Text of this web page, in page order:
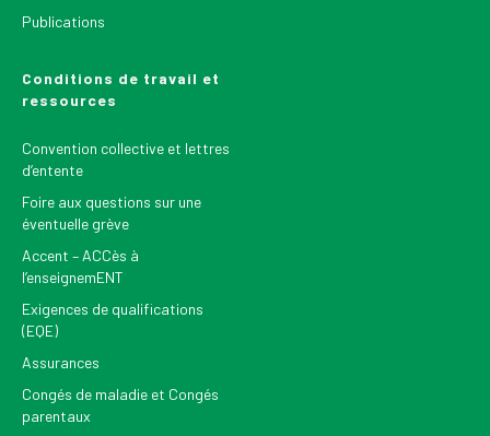
Publications
Conditions de travail et
ressources
Convention collective et lettres
d’entente
Foire aux questions sur une
éventuelle grève
Accent – ACCès à
l’enseignemENT
Exigences de qualifications
(EQE)
Assurances
Congés de maladie et Congés
parentaux